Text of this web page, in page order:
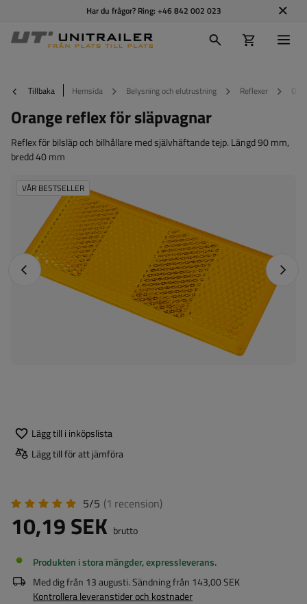
Har du frågor? Ring: +46 842 002 023
Tillbaka Hemsida Belysning och elutrustning Reflexer
Orange reflex för släpvagnar
Reflex för bilsläp och bilhållare med självhäftande tejp. Längd 90 mm,
bredd 40 mm
Föregående foto Nästa
VÅR BESTSELLER
Lägg till i inköpslista
Lägg till för att jämföra
5/5 (1 recension)
10,19 SEK brutto
Produkten i stora mängder, expressleverans
Med dig från 13 augusti. Sändning från 143,00 SEK
Kontrollera leveranstider och kostnader